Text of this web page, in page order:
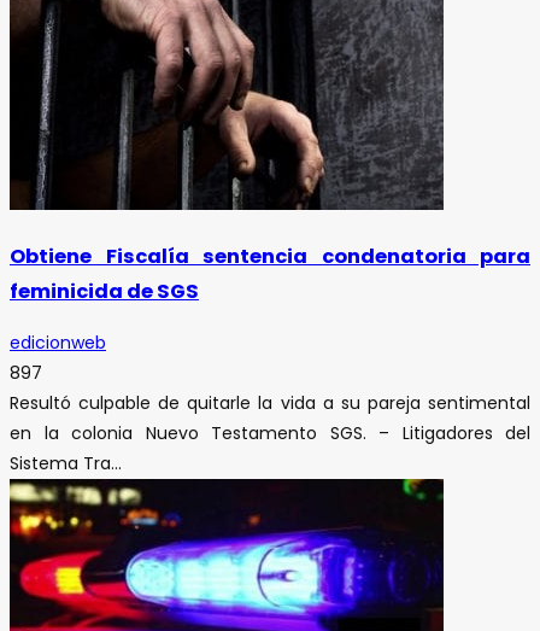
Obtiene Fiscalía sentencia condenatoria para
feminicida de SGS
edicionweb
897
Resultó culpable de quitarle la vida a su pareja sentimental
en la colonia Nuevo Testamento SGS. – Litigadores del
Sistema Tra...